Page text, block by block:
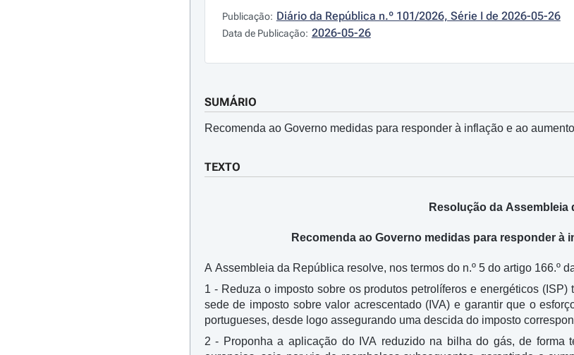
Publicação: Diário da República n.º 101/2026, Série I de 2026-05-26
Data de Publicação: 2026-05-26
SUMÁRIO
Recomenda ao Governo medidas para responder à inflação e ao
TEXTO
Resolução da Assembleia
Recomenda ao Governo medidas para responder
A Assembleia da República resolve, nos termos do n.º 5 do artigo 166.º
1 - Reduza o imposto sobre os produtos petrolíferos e energéticos
sede de imposto sobre valor acrescentado (IVA) e garantir que o
portugueses, desde logo assegurando uma descida do imposto
2 - Proponha a aplicação do IVA reduzido na bilha do gás, de forma